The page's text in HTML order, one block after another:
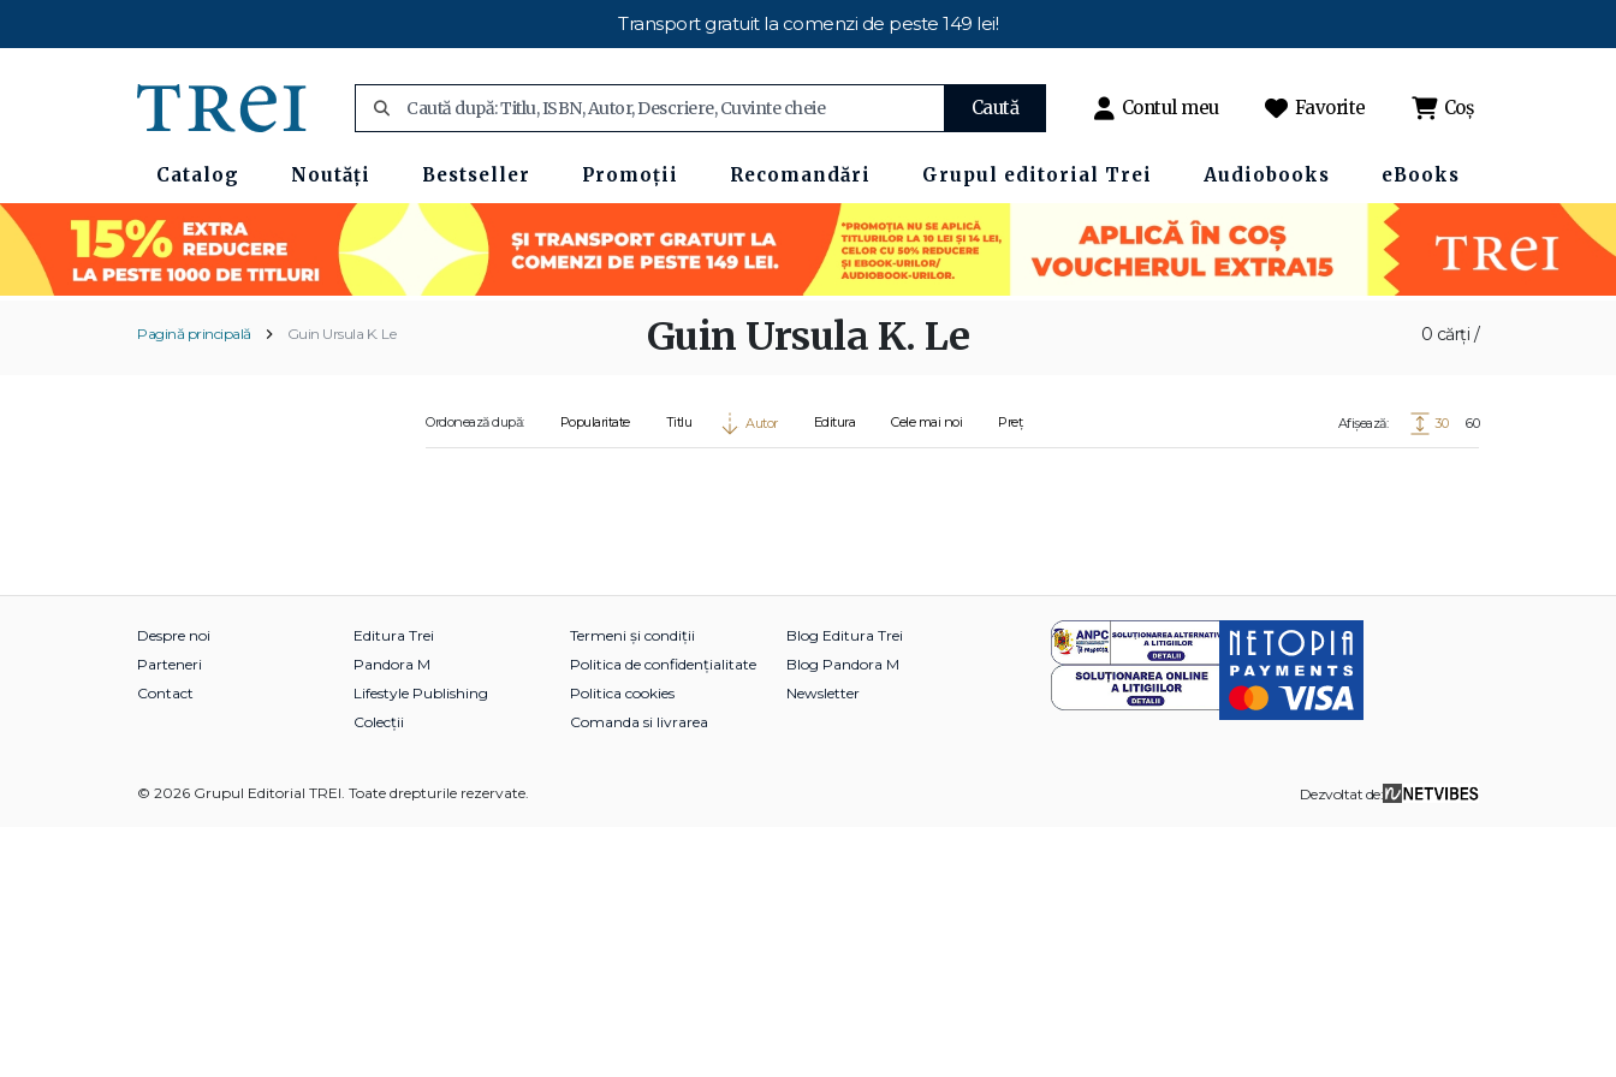
Transport gratuit la comenzi de peste 149 lei!
Caută Contul meu Favorite Coș
Catalog Noutăți Bestseller Promoții Recomandări Grupul editorial Trei Audiobooks eBooks
Pagină principală Guin Ursula K. Le 0 cărți /
Guin Ursula K. Le
Ordonează după: Popularitate Titlu Autor Editura Cele mai noi Preț Afișează: 30 60
Despre noi
Parteneri
Contact
Editura Trei
Pandora M
Lifestyle Publishing
Colecții
Termeni și condiții
Politica de confidențialitate
Politica cookies
Comanda si livrarea
Blog Editura Trei
Blog Pandora M
Newsletter
© 2026 Grupul Editorial TREI. Toate drepturile rezervate. Dezvoltat de: